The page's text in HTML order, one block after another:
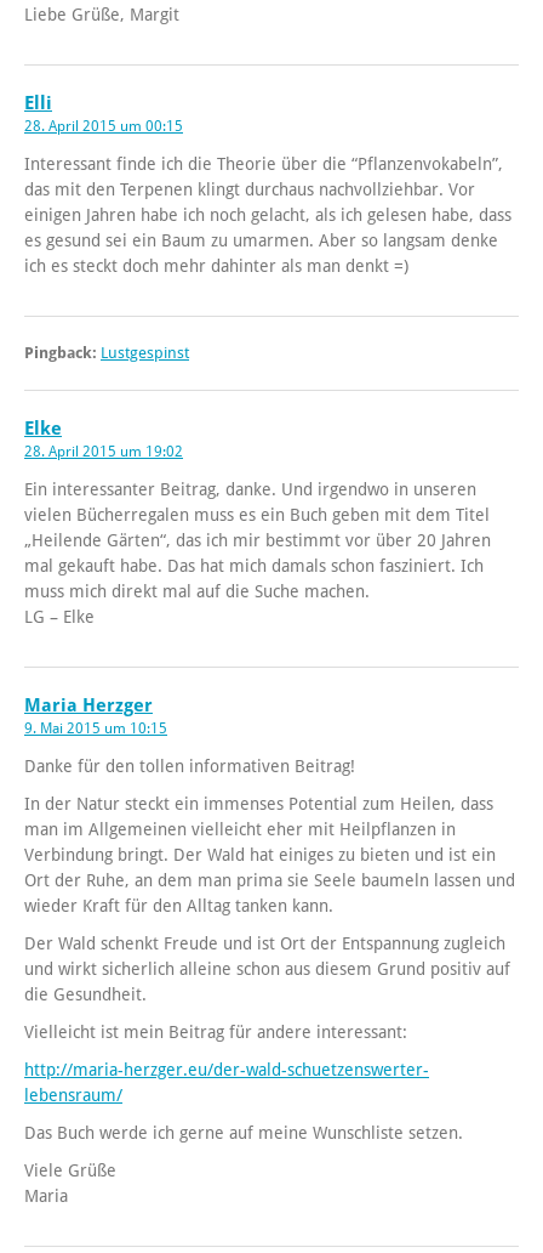
Liebe Grüße, Margit
Elli
28. April 2015 um 00:15
Interessant finde ich die Theorie über die “Pflanzenvokabeln”,
das mit den Terpenen klingt durchaus nachvollziehbar. Vor
einigen Jahren habe ich noch gelacht, als ich gelesen habe, dass
es gesund sei ein Baum zu umarmen. Aber so langsam denke
ich es steckt doch mehr dahinter als man denkt =)
Pingback: Lustgespinst
Elke
28. April 2015 um 19:02
Ein interessanter Beitrag, danke. Und irgendwo in unseren
vielen Bücherregalen muss es ein Buch geben mit dem Titel
„Heilende Gärten“, das ich mir bestimmt vor über 20 Jahren
mal gekauft habe. Das hat mich damals schon fasziniert. Ich
muss mich direkt mal auf die Suche machen.
LG – Elke
Maria Herzger
9. Mai 2015 um 10:15
Danke für den tollen informativen Beitrag!
In der Natur steckt ein immenses Potential zum Heilen, dass
man im Allgemeinen vielleicht eher mit Heilpflanzen in
Verbindung bringt. Der Wald hat einiges zu bieten und ist ein
Ort der Ruhe, an dem man prima sie Seele baumeln lassen und
wieder Kraft für den Alltag tanken kann.
Der Wald schenkt Freude und ist Ort der Entspannung zugleich
und wirkt sicherlich alleine schon aus diesem Grund positiv auf
die Gesundheit.
Vielleicht ist mein Beitrag für andere interessant:
http://maria-herzger.eu/der-wald-schuetzenswerter-
lebensraum/
Das Buch werde ich gerne auf meine Wunschliste setzen.
Viele Grüße
Maria